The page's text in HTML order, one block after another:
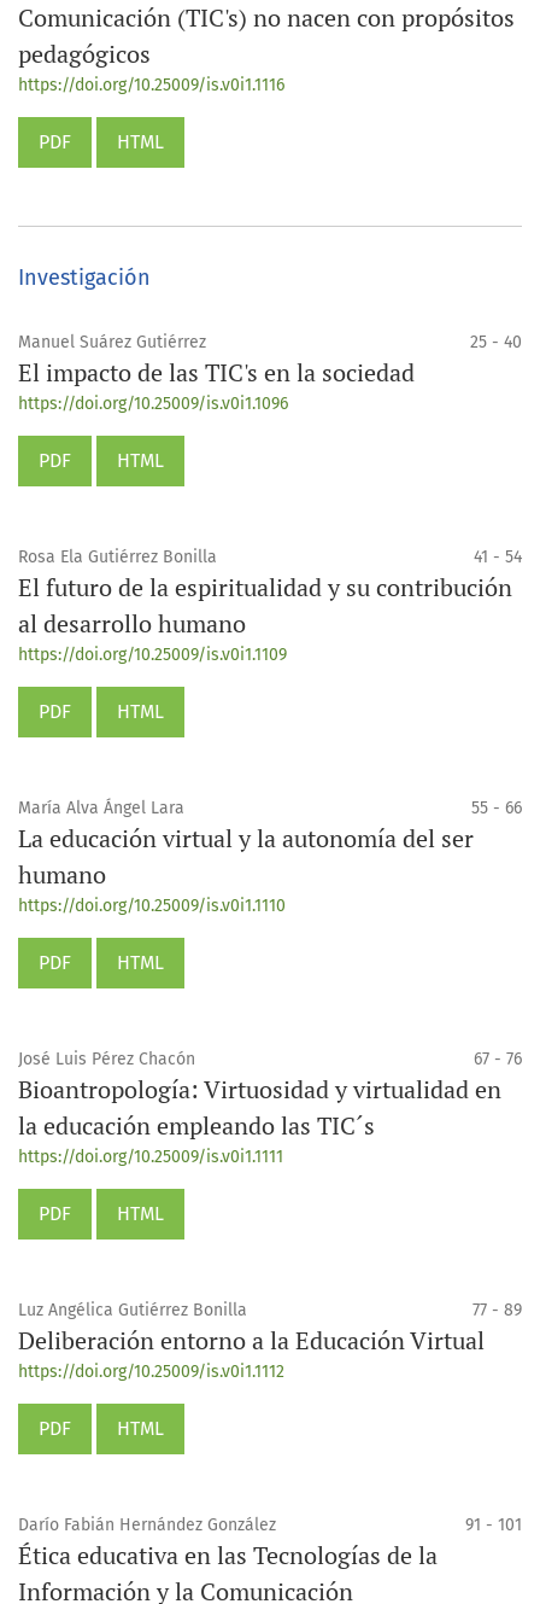
Comunicación (TIC's) no nacen con propósitos
pedagógicos
https://doi.org/10.25009/is.v0i1.1116
PDF HTML
Investigación
Manuel Suárez Gutiérrez 25 - 40
El impacto de las TIC's en la sociedad
https://doi.org/10.25009/is.v0i1.1096
PDF HTML
Rosa Ela Gutiérrez Bonilla 41 - 54
El futuro de la espiritualidad y su contribución
al desarrollo humano
https://doi.org/10.25009/is.v0i1.1109
PDF HTML
María Alva Ángel Lara 55 - 66
La educación virtual y la autonomía del ser
humano
https://doi.org/10.25009/is.v0i1.1110
PDF HTML
José Luis Pérez Chacón 67 - 76
Bioantropología: Virtuosidad y virtualidad en
la educación empleando las TIC´s
https://doi.org/10.25009/is.v0i1.1111
PDF HTML
Luz Angélica Gutiérrez Bonilla 77 - 89
Deliberación entorno a la Educación Virtual
https://doi.org/10.25009/is.v0i1.1112
PDF HTML
Darío Fabián Hernández González 91 - 101
Ética educativa en las Tecnologías de la
Información y la Comunicación